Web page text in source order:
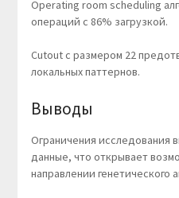
Operating room scheduling
операций с 86% загрузкой.
Cutout с размером 22
локальных паттернов.
Выводы
Ограничения исследования
данные, что открывает
направлении генетического